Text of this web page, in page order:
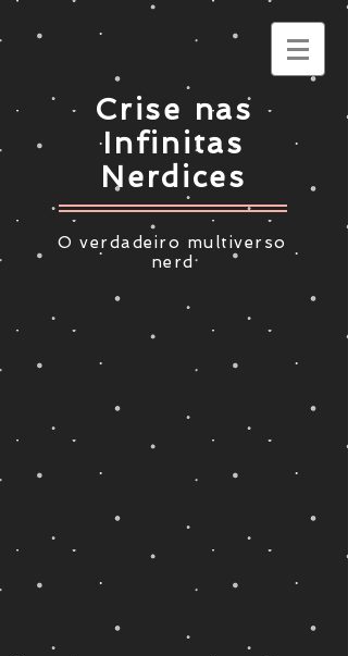
Crise nas
Infinitas
Nerdices
O verdadeiro multiverso
nerd